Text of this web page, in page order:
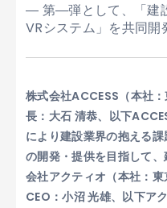
― 第―弾として、「建
VRシステム」を共同
株式会社ACCESS（本社
長：大石 清恭、以下
により建設業界の抱える
の開発・提供を目指して
会社アクティオ（本社：
CEO：小沼 光雄、以下ア